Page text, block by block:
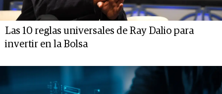
Las 10 reglas universales de Ray Dalio para
invertir en la Bolsa